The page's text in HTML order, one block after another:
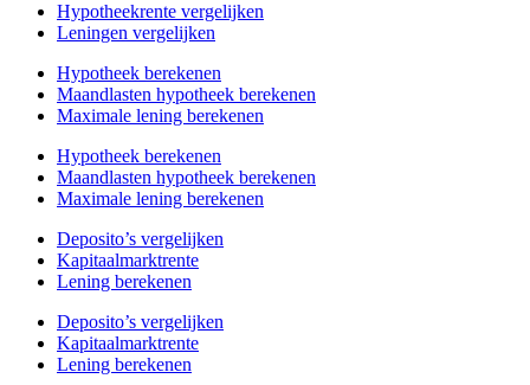
Hypotheekrente vergelijken
Leningen vergelijken
Hypotheek berekenen
Maandlasten hypotheek berekenen
Maximale lening berekenen
Hypotheek berekenen
Maandlasten hypotheek berekenen
Maximale lening berekenen
Deposito’s vergelijken
Kapitaalmarktrente
Lening berekenen
Deposito’s vergelijken
Kapitaalmarktrente
Lening berekenen